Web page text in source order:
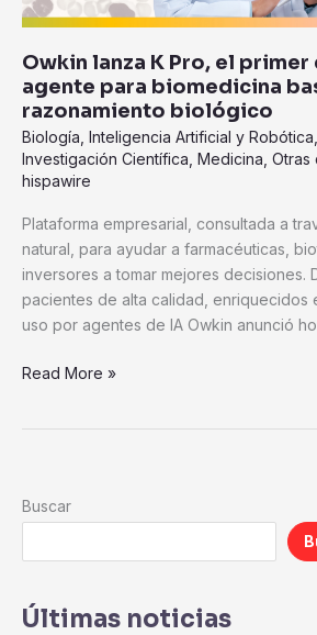
Owkin lanza K Pro, el
agente para biomedicina
razonamiento biológico
Biología Inteligencia Artificial y Robótica
Investigación Científica Medicina Otras
hispawire
Plataforma empresarial, consultada a
natural, para ayudar a farmacéuticas,
inversores a tomar mejores decisiones.
pacientes de alta calidad, enriquecidos
uso por agentes de IA Owkin anunció
agente
biomedicina
basado
en
razonamiento
biológico
Read More »
Buscar
Últimas noticias